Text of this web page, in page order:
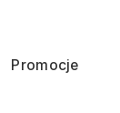
Promocje